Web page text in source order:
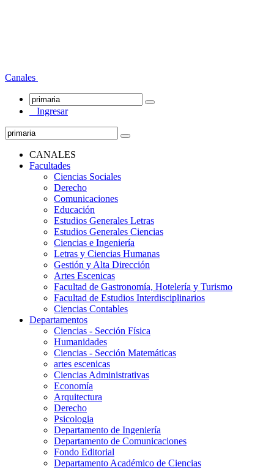
Canales
Ingresar
CANALES
Facultades
Ciencias Sociales
Derecho
Comunicaciones
Educación
Estudios Generales Letras
Estudios Generales Ciencias
Ciencias e Ingeniería
Letras y Ciencias Humanas
Gestión y Alta Dirección
Artes Escenicas
Facultad de Gastronomía, Hotelería y Turismo
Facultad de Estudios Interdisciplinarios
Ciencias Contables
Departamentos
Ciencias - Sección Física
Humanidades
Ciencias - Sección Matemáticas
artes escenicas
Ciencias Administrativas
Economía
Arquitectura
Derecho
Psicologia
Departamento de Ingeniería
Departamento de Comunicaciones
Fondo Editorial
Departamento Académico de Ciencias